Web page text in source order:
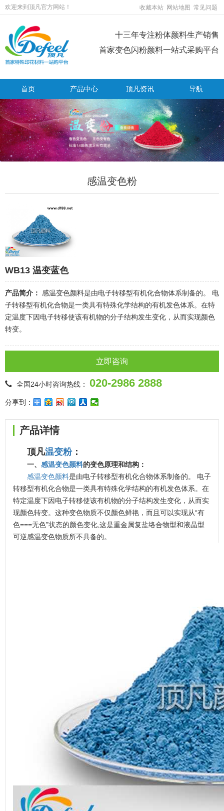
欢迎来到顶凡官方网站！ 收藏本站 网站地图 常见问题
十三年专注粉体颜料生产销售
首家变色闪粉颜料一站式采购平台
首页 产品中心 顶凡资讯 导航
感温变色粉
WB13 温变蓝色
产品简介： 感温变色颜料是由电子转移型有机化合物体系制备的。 电
子转移型有机化合物是一类具有特殊化学结构的有机发色体系。在特
定温度下因电子转移使该有机物的分子结构发生变化，从而实现颜色
转变。
立即咨询
全国24小时咨询热线： 020-2986 2888
分享到：
产品详情
顶凡温变粉：
一、 感温变色颜料的变色原理和结构：
感温变色颜料是由电子转移型有机化合物体系制备的。 电子
转移型有机化合物是一类具有特殊化学结构的有机发色体系。在
特定温度下因电子转移使该有机物的分子结构发生变化，从而实
现颜色转变。这种变色物质不仅颜色鲜艳，而且可以实现从“有
色===无色”状态的颜色变化,这是重金属复盐络合物型和液晶型
可逆感温变色物质所不具备的。